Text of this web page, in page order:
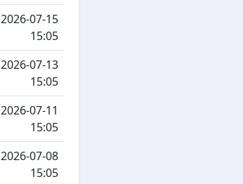
2026-07-15
15:05
2026-07-13
15:05
2026-07-11
15:05
2026-07-08
15:05